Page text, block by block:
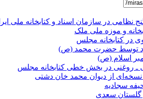
نظامی در سازمان اسناد و کتابخانه ملی
و موزه ملی ملک
در کتابخانه مجلس
توسط حضرت محمد (ص)
اسلام (ص)
ـ روغنی در بخش خطی کتابخانه مجلس
نسخه‌ای از دیوان محمد خان دشتی
سجادیه
گلستان سعدی